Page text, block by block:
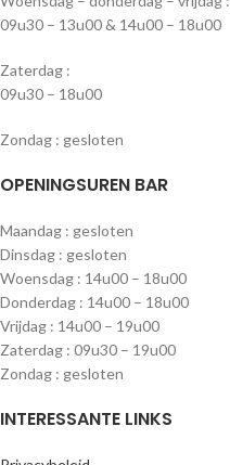
09u30 – 13u00 & 14u00 – 18u00
Zaterdag :
09u30 – 18u00
Zondag : gesloten
OPENINGSUREN BAR
Maandag : gesloten
Dinsdag : gesloten
Woensdag : 14u00 – 18u00
Donderdag : 14u00 – 18u00
Vrijdag : 14u00 – 19u00
Zaterdag : 09u30 – 19u00
Zondag : gesloten
INTERESSANTE LINKS